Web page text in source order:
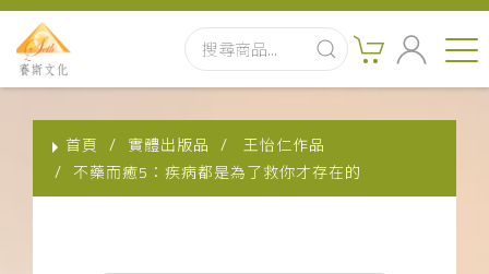
首頁
最新消息
首頁 實體出版品
王怡仁作品
不藥而癒5：疾病都是為了救你才存在的